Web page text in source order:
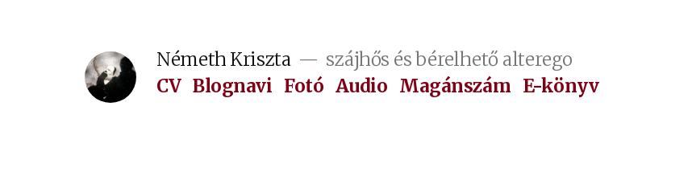
Németh Kriszta
szájhős és bérelhető alterego
CV Blognavi Fotó Audio Magánszám E-könyv